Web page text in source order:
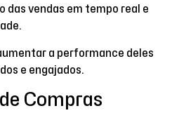
das vendas em tempo real e
a performance deles
e engajados.
Compras